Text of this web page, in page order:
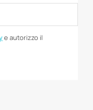
e autorizzo il